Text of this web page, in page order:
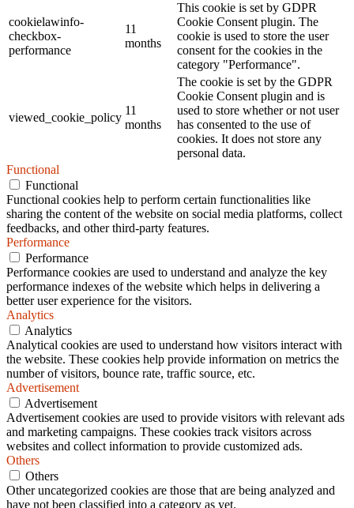
cookielawinfo-
checkbox-
performance
11
months
This cookie is set by GDPR
Cookie Consent plugin. The
cookie is used to store the user
consent for the cookies in the
category "Performance".
viewed_cookie_policy
11
months
The cookie is set by the GDPR
Cookie Consent plugin and is
used to store whether or not user
has consented to the use of
cookies. It does not store any
personal data.
Functional
Functional
Functional cookies help to perform certain functionalities like
sharing the content of the website on social media platforms, collect
feedbacks, and other third-party features.
Performance
Performance
Performance cookies are used to understand and analyze the key
performance indexes of the website which helps in delivering a
better user experience for the visitors.
Analytics
Analytics
Analytical cookies are used to understand how visitors interact with
the website. These cookies help provide information on metrics the
number of visitors, bounce rate, traffic source, etc.
Advertisement
Advertisement
Advertisement cookies are used to provide visitors with relevant ads
and marketing campaigns. These cookies track visitors across
websites and collect information to provide customized ads.
Others
Others
Other uncategorized cookies are those that are being analyzed and
have not been classified into a category as yet.